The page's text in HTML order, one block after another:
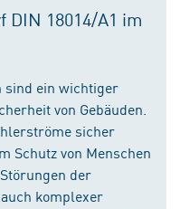
18014/A1 im
sind ein wichtiger
von Gebäuden.
sicher
Schutz von Menschen
der
komplexer